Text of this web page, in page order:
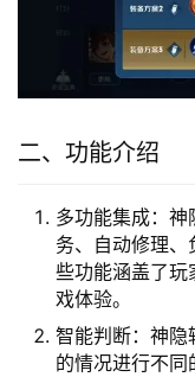
二、功能介绍
多功能集成：
务、自动修理
些功能涵盖了玩
戏体验。
智能判断：神隐
的情况进行不